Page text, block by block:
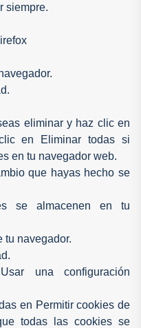
siempre.
eliminar y haz clic en
en Eliminar todas si
en tu navegador web.
que hayas hecho se
se almacenen en tu
tu navegador.
una configuración
en Permitir cookies de
todas las cookies se